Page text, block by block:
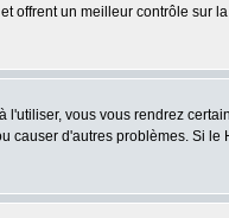
offrent un meilleur contrôle
vous vous rendrez
d'autres problèmes. Si